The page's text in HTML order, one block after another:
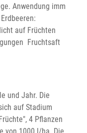
Anwendung imm
auf Früchten
Fruchtsaft
und Jahr. Die
auf Stadium
4 Pflanzen